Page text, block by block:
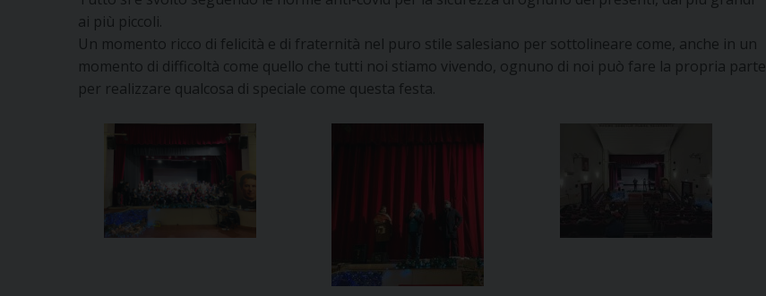
ai più piccoli.
Un momento ricco di felicità e di fraternità nel puro stile salesiano per sottolineare come, anche in un
momento di difficoltà come quello che tutti noi stiamo vivendo, ognuno di noi può fare la propria parte
per realizzare qualcosa di speciale come questa festa.